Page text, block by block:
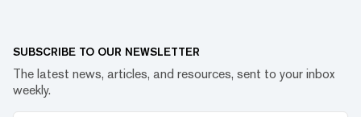
SUBSCRIBE TO OUR NEWSLETTER
The latest news, articles, and resources, sent to your inbox
weekly.